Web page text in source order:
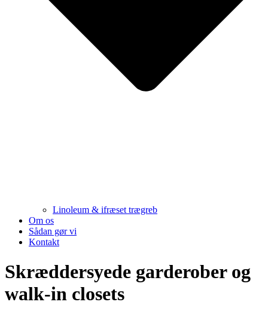
Linoleum & ifræset trægreb
Om os
Sådan gør vi
Kontakt
Skræddersyede garderober og
walk-in closets